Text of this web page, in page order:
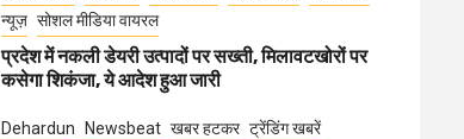
न्यूज़ सोशल मीडिया वायरल
प्रदेश में नकली डेयरी उत्पादों पर सख्ती, मिलावटखोरों पर
कसेगा शिकंजा, ये आदेश हुआ जारी
Dehardun Newsbeat खबर हटकर ट्रेंडिंग खबरें